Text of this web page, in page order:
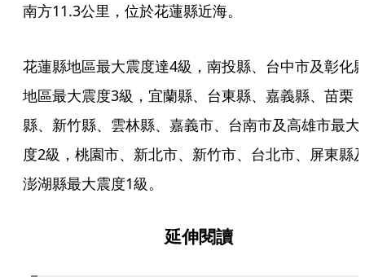
南方11.3公里，位於花蓮縣近海。
花蓮縣地區最大震度達4級，南投縣、台中市及彰化
地區最大震度3級，宜蘭縣、台東縣、嘉義縣、苗栗
縣、新竹縣、雲林縣、嘉義市、台南市及高雄市最大
度2級，桃園市、新北市、新竹市、台北市、屏東縣
澎湖縣最大震度1級。
延伸閱讀